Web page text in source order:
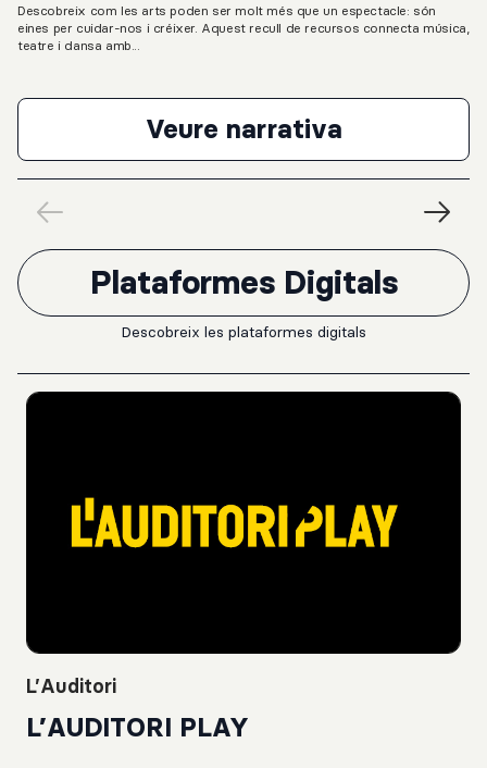
Descobreix com les arts poden ser molt més que un espectacle: són
eines per cuidar-nos i créixer. Aquest recull de recursos connecta música,
teatre i dansa amb...
Veure narrativa
Plataformes Digitals
Descobreix les plataformes digitals
L’Auditori
L’AUDITORI PLAY